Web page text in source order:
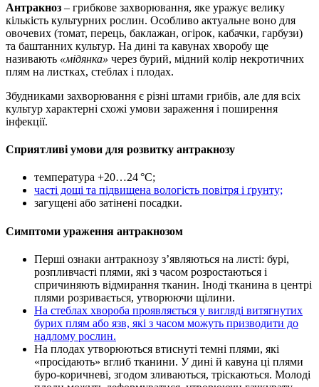
Антракноз – грибкове захворювання, яке уражує велику
кількість культурних рослин. Особливо актуальне воно для
овочевих (томат, перець, баклажан, огірок, кабачки, гарбузи)
та баштанних культур. На дині та кавунах хворобу ще
називають «мідянка» через бурий, мідний колір некротичних
плям на листках, стеблах і плодах.
Збудниками захворювання є різні штами грибів, але для всіх
культур характерні схожі умови зараження і поширення
інфекції.
Сприятливі умови для розвитку антракнозу
температура +20…24 °C;
часті дощі та підвищена вологість повітря і ґрунту;
загущені або затінені посадки.
Симптоми ураження антракнозом
Перші ознаки антракнозу з’являються на листі: бурі,
розпливчасті плями, які з часом розростаються і
спричиняють відмирання тканин. Іноді тканина в центрі
плями розривається, утворюючи щілини.
На стеблах хвороба проявляється у вигляді витягнутих
бурих плям або язв, які з часом можуть призводити до
надлому рослин.
На плодах утворюються втиснуті темні плями, які
«просідають» вглиб тканини. У дині й кавуна ці плями
буро-коричневі, згодом зливаються, тріскаються. Молоді